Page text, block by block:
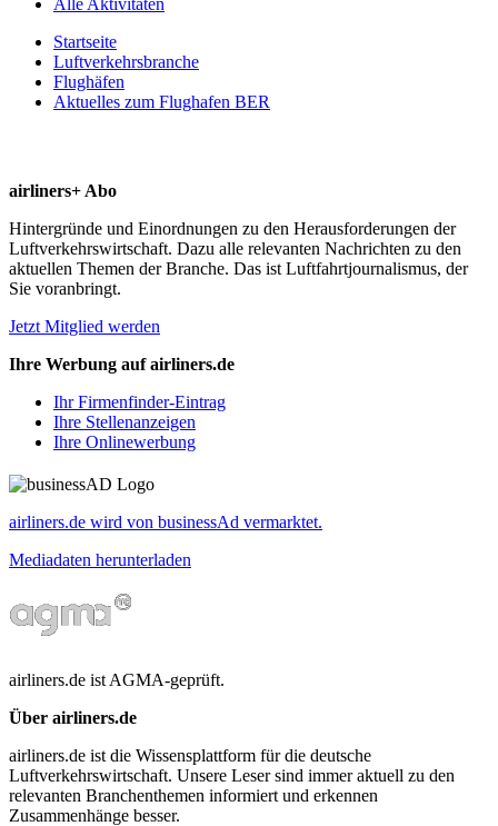
Startseite
Luftverkehrsbranche
Flughäfen
Aktuelles zum Flughafen BER
airliners+ Abo
Hintergründe und Einordnungen zu den Herausforderungen der
Luftverkehrswirtschaft. Dazu alle relevanten Nachrichten zu den
aktuellen Themen der Branche. Das ist Luftfahrtjournalismus, der
Sie voranbringt.
Jetzt Mitglied werden
Ihre Werbung auf airliners.de
Ihr Firmenfinder-Eintrag
Ihre Stellenanzeigen
Ihre Onlinewerbung
airliners.de wird von businessAd vermarktet.
Mediadaten herunterladen
airliners.de ist AGMA-geprüft.
Über airliners.de
airliners.de ist die Wissensplattform für die deutsche
Luftverkehrswirtschaft. Unsere Leser sind immer aktuell zu den
relevanten Branchenthemen informiert und erkennen
Zusammenhänge besser.